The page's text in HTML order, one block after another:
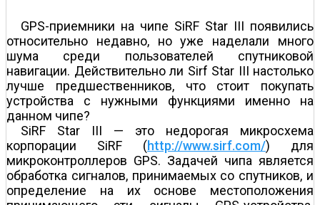
GPS-приемники на чипе SiRF Star III появились
относительно недавно, но уже наделали много
шума среди пользователей спутниковой
навигации. Действительно ли Sirf Star III настолько
лучше предшественников, что стоит покупать
устройства с нужными функциями именно на
данном чипе?
SiRF Star III — это недорогая микросхема
корпорации SiRF (http://www.sirf.com/) для
микроконтроллеров GPS. Задачей чипа является
обработка сигналов, принимаемых со спутников, и
определение на их основе местоположения